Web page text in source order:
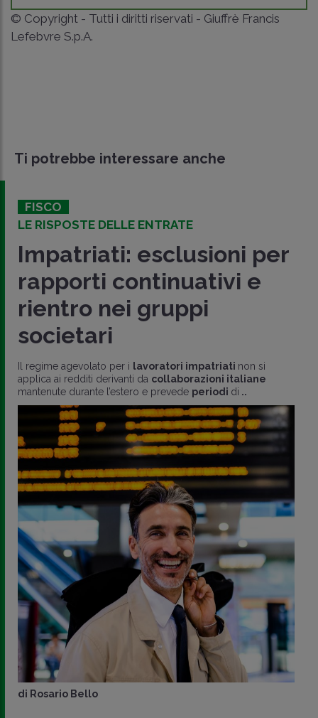
© Copyright - Tutti i diritti riservati - Giuffrè Francis
Lefebvre S.p.A.
Ti potrebbe interessare anche
FISCO
LE RISPOSTE DELLE ENTRATE
Impatriati: esclusioni per
rapporti continuativi e
rientro nei gruppi
societari
Il regime agevolato per i lavoratori impatriati non si
applica ai redditi derivanti da collaborazioni italiane
mantenute durante l’estero e prevede periodi di ..
di Rosario Bello